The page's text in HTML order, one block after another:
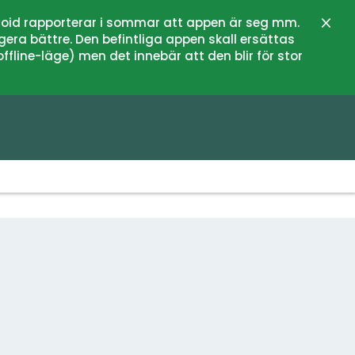
rapporterar i sommar att appen är seg mm.
bättre. Den befintliga appen skall ersättas
läge) men det innebär att den blir för stor